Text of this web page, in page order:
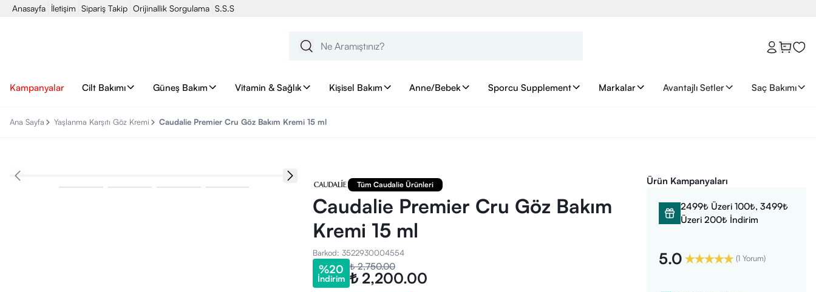
Anasayfa İletişim Sipariş Takip Orijinallik Sorgulama S.S.S
Kampanyalar Cilt Bakımı Güneş Bakım Vitamin & Sağlık Kişisel Bakım Anne/Bebek Sporcu Supplement Markalar Avantajlı Setler Saç Bakımı
Ana Sayfa Yaşlanma Karşıtı Göz Kremi Caudalie Premier Cru Göz Bakım Kremi 15 ml
Tüm Caudalie Ürünleri
Caudalie Premier Cru Göz Bakım
Kremi 15 ml
Barkod: 3522930004554
%20
İndirim
₺ 2,750.00
₺ 2,200.00
Ürün Kampanyaları
2499₺ Üzeri 100₺, 3499₺
Üzeri 200₺ İndirim
5.0 (1 Yorum)